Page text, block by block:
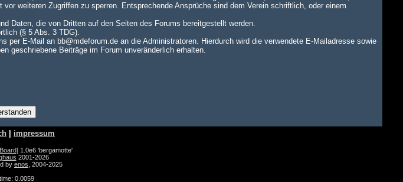
weiteren Zugriffen zu sperren. Entsprechende Ansprüche sind dem Verein schriftlich, oder einem
Daten, die von Dritten auf den Seiten des Forums bereitgestellt werden.
(§ 5 Abs. 3 TDG).
E-Mail an bb@mdeforum.de an die Administratoren. Hierdurch wird die verwendete E-Mailadresse sowie
geschriebene Beiträge im Forum unveränderlich erhalten.
impressum
1.0e6 'bergamotte'
2001-2026
by enos , 2004-2025
0.0059